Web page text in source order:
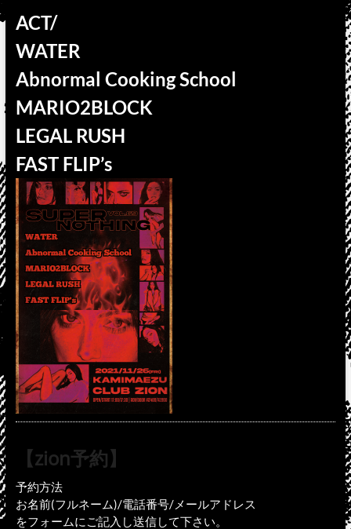
ACT/
WATER
Abnormal Cooking School
MARIO2BLOCK
LEGAL RUSH
FAST FLIP’s
【zion予約】
予約方法
お名前(フルネーム)/電話番号/メールアドレス
をフォームにご記入し送信して下さい。